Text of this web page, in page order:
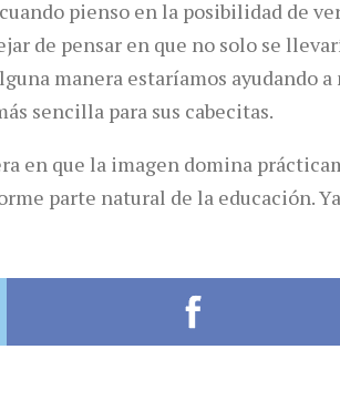
pienso en la posibilidad de
de pensar en que no solo se
manera estaríamos ayudando
sencilla para sus cabecitas.
en que la imagen domina
parte natural de la educación.